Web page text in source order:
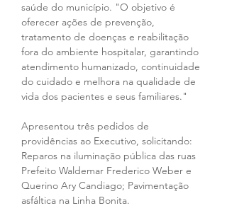
saúde do município. "O objetivo é
oferecer ações de prevenção,
tratamento de doenças e reabilitação
fora do ambiente hospitalar, garantindo
atendimento humanizado, continuidade
do cuidado e melhora na qualidade de
vida dos pacientes e seus familiares."
Apresentou três pedidos de
providências ao Executivo, solicitando:
Reparos na iluminação pública das ruas
Prefeito Waldemar Frederico Weber e
Querino Ary Candiago; Pavimentação
asfáltica na Linha Bonita.